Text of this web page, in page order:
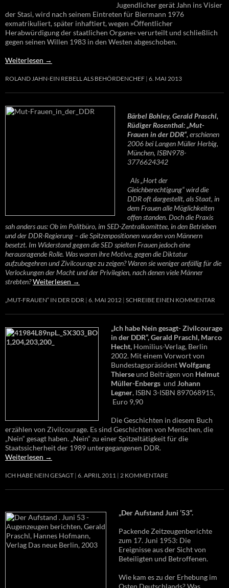
Jugendlicher gerät Jahn ins Visier
der Stasi, wird nach seinem Eintreten für Biermann 1976
exmatrikuliert, später inhaftiert, wegen »Öffentlicher
Herabwürdigung der staatlichen Organe« verurteilt und schließlich
gegen seinen Willen 1983 in den Westen abgeschoben.
Weiterlesen →
ROLAND JAHN-EIN REBELL ALS BEHÖRDENCHEF 6. MAI 2013
Bärbel Bohley, Gerald Praschl,
Rüdiger Rosenthal: „Mut-
Frauen in der DDR“,erschienen
2006 bei Langen Müller Herbig,
München, ISBN978-
3776624342
Als „Hort der
Gleichberechtigung“ wird die
DDR oft dargestellt, als Staat, in
dem Frauen alle Möglichkeiten
offen standen. Doch die Praxis
sah anders aus: Ob im Politbüro, im SED-Zentralkomittee, in den Betrieben
und der DDR-Regierung – die Spitzenpositionen wurden von Männern
besetzt. Im Widerstand gegen die SED spielten Frauen jedoch eine
herausragende Rolle. Was waren ihre Motive, gegen die Diktatur
aufzubegehren und Zivilcourage zu zeigen? Waren sie weniger anfällig für die
Verlockungen der Macht und der Privilegien, nach denen viele Männer
strebten?Weiterlesen →
„MUT-FRAUEN“ IN DER DDR 6. MAI 2012 SCHREIBE EINEN KOMMENTAR
„Ich habe Nein gesagt- Zivilcourage
in der DDR“, Gerald Praschl, Marco
Hecht, Homilius-Verlag, Berlin
2002. Mit einem Vorwort von
BundestagspräsidentWolfgang
Thierseund Beiträgen von Helmut
Müller-Enbergs und Johann
Legner, ISBN 3-ISBN 897068915,
Euro 9,90
Die Geschichten in diesem Buch
erzählen von Zivilcourage. Es sind Geschichten von Menschen, die
„Nein“ gesagt haben. „Nein“ zu einer Spitzeltätigkeit für die
Staatssicherheit der 1989 untergegangenen DDR.
Weiterlesen →
ICH HABE NEIN GESAGT 6. APRIL 2011 2 KOMMENTARE
„Der Aufstand Juni ’53“.
Packende Zeitzeugenberichte
zum 17. Juni 1953: Die
Ereignisse aus der Sicht von
Beteiligten und Betroffenen.
Wie kam es zu der Erhebung im
Osten Deutschlands? Was